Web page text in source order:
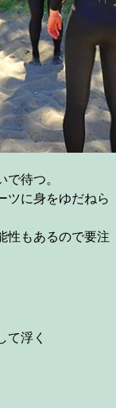
待つ。
ツに身をゆだねら
性もあるので要注
て浮く